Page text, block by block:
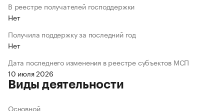
В реестре получателей господдержки
Нет
Получила поддержку за последний год
Нет
Дата последнего изменения в реестре субъектов МСП
10 июля 2026
Виды деятельности
Основной